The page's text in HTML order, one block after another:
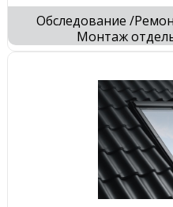
Обследование /
Монтаж